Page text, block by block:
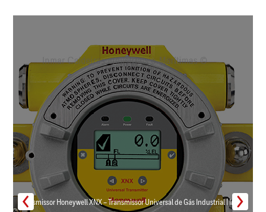
Transmissor Honeywell XNX – Transmissor Universal de Gás Industrial | Inmar